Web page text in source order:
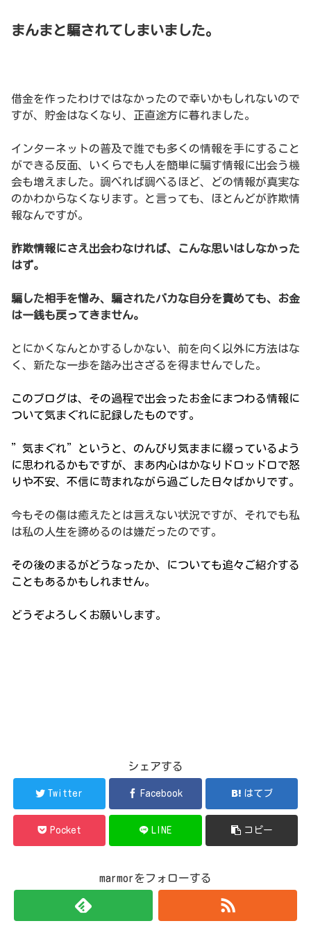
まんまと騙されてしまいました。
借金を作ったわけではなかったので幸いかもしれないので
すが、貯金はなくなり、正直途方に暮れました。
インターネットの普及で誰でも多くの情報を手にすること
ができる反面、いくらでも人を簡単に騙す情報に出会う機
会も増えました。調べれば調べるほど、どの情報が真実な
のかわからなくなります。と言っても、ほとんどが詐欺情
報なんですが。
詐欺情報にさえ出会わなければ、こんな思いはしなかった
はず。
騙した相手を憎み、騙されたバカな自分を責めても、お金
は一銭も戻ってきません。
とにかくなんとかするしかない、前を向く以外に方法はな
く、新たな一歩を踏み出さざるを得ませんでした。
このブログは、その過程で出会ったお金にまつわる情報に
ついて気まぐれに記録したものです。
”気まぐれ”というと、のんびり気ままに綴っているよう
に思われるかもですが、まあ内心はかなりドロッドロで怒
りや不安、不信に苛まれながら過ごした日々ばかりです。
今もその傷は癒えたとは言えない状況ですが、それでも私
は私の人生を諦めるのは嫌だったのです。
その後のまるがどうなったか、についても追々ご紹介する
こともあるかもしれません。
どうぞよろしくお願いします。
シェアする
Twitter Facebook はてブ
Pocket LINE コピー
marmorをフォローする